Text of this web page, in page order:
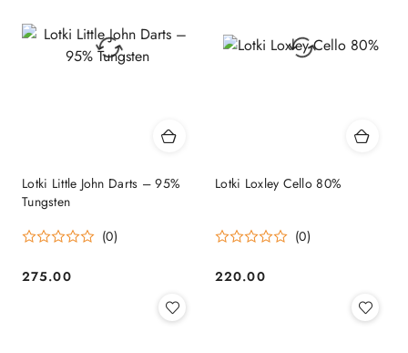
Lotki Little John Darts – 95%
Tungsten
(0)
Cena:
275.00
Lotki Loxley Cello 80%
(0)
Cena:
220.00